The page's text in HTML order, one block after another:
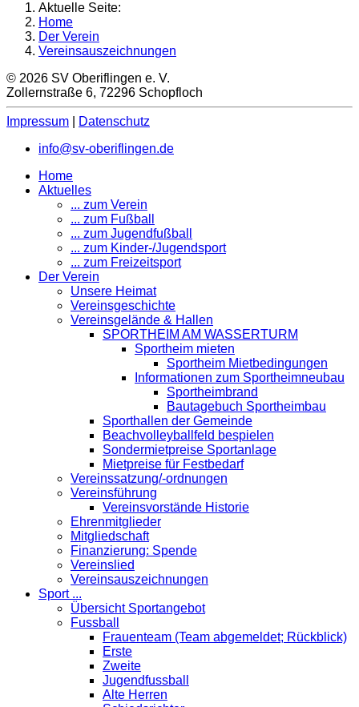
Aktuelle Seite:
Home
Der Verein
Vereinsauszeichnungen
© 2026 SV Oberiflingen e. V.
Zollernstraße 6, 72296 Schopfloch
Impressum
Datenschutz
info@sv-oberiflingen.de
Home
Aktuelles
... zum Verein
... zum Fußball
... zum Jugendfußball
... zum Kinder-/Jugendsport
... zum Freizeitsport
Der Verein
Unsere Heimat
Vereinsgeschichte
Vereinsgelände & Hallen
SPORTHEIM AM WASSERTURM
Sportheim mieten
Sportheim Mietbedingungen
Informationen zum Sportheimneubau
Sportheimbrand
Bautagebuch Sportheimbau
Sporthallen der Gemeinde
Beachvolleyballfeld bespielen
Sondermietpreise Sportanlage
Mietpreise für Festbedarf
Vereinssatzung/-ordnungen
Vereinsführung
Vereinsvorstände Historie
Ehrenmitglieder
Mitgliedschaft
Finanzierung: Spende
Vereinslied
Vereinsauszeichnungen
Sport ...
Übersicht Sportangebot
Fussball
Frauenteam (Team abgemeldet; Rückblick)
Erste
Zweite
Jugendfussball
Alte Herren